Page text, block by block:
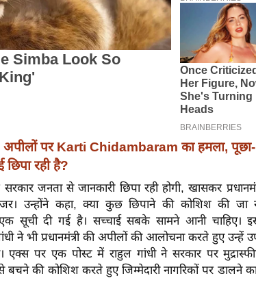
पर Karti Chidambaram का हमला, पूछा-
रही है?
जनता से जानकारी छिपा रही होगी, खासकर
उन्होंने कहा, क्या कुछ छिपाने की कोशिश की जा
सूची दी गई है। सच्चाई सबके सामने आनी चाहिए।
ने भी प्रधानमंत्री की अपीलों की आलोचना करते हुए उन्हें
एक्स पर एक पोस्ट में राहुल गांधी ने सरकार पर
बचने की कोशिश करते हुए जिम्मेदारी नागरिकों पर डालने